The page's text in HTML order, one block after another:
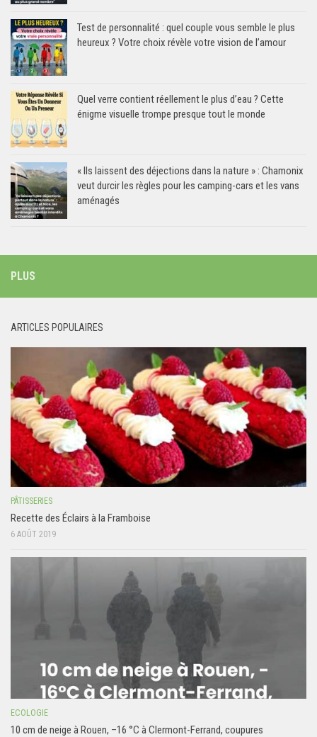
Test de personnalité : quel couple vous semble le plus
heureux ? Votre choix révèle votre vision de l’amour
Quel verre contient réellement le plus d’eau ? Cette
énigme visuelle trompe presque tout le monde
« Ils laissent des déjections dans la nature » : Chamonix
veut durcir les règles pour les camping-cars et les vans
aménagés
PLUS
ARTICLES POPULAIRES
PÂTISSERIES
Recette des Éclairs à la Framboise
6 AOÛT 2019
ECOLOGIE
10 cm de neige à Rouen, –16 °C à Clermont-Ferrand, coupures